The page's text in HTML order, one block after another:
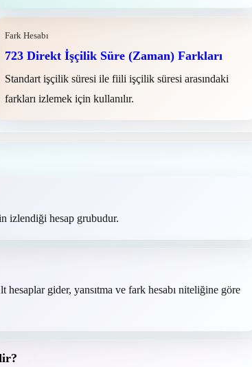
Fark Hesabı
723 Direkt İşçilik Süre (Zaman) Farkları
Standart işçilik süresi ile fiili işçilik süresi arasındaki
farkları izlemek için kullanılır.
izlendiği hesap grubudur.
gider, yansıtma ve fark hesabı niteliğine göre